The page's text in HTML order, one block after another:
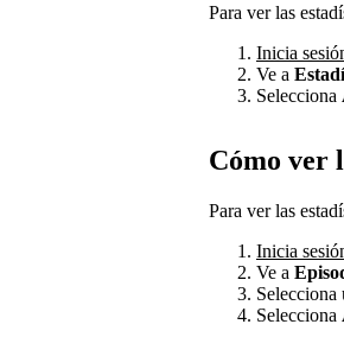
Para ver las
Inicia
Ve a
Selecciona
Cómo ver
Para ver las
Inicia
Ve a
Selecciona
Selecciona